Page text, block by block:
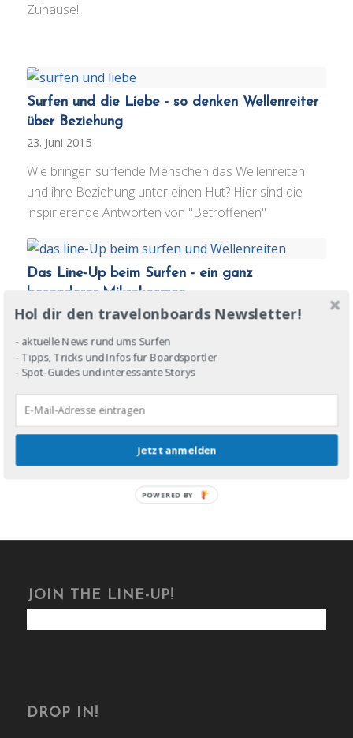
Zuhause!
Surfen und die Liebe - so denken Wellenreiter
über Beziehung
23. Juni 2015
Wie bringen surfende Menschen das Wellenreiten
und ihre Beziehung unter einen Hut? Hier sind die
inspirierende Antworten von "Betroffenen"
Das Line-Up beim Surfen - ein ganz
besonderer Mikrokosmos
20. April 2015
Es ist ein wichtiger Spot für Surfer und funktioniert
nach eigenen Regeln. Das Line-Up kann kuschelig
sein, oder ungemütlich werden - ein
Erklärungsversuch.
JOIN THE LINE-UP!
DROP IN!
Hol dir den travelonboards Newsletter!
- aktuelle News rund ums Surfen
- Tipps, Tricks und Infos für Boardsportler
- Spot-Guides und interessante Storys
Jetzt anmelden
POWERED BY